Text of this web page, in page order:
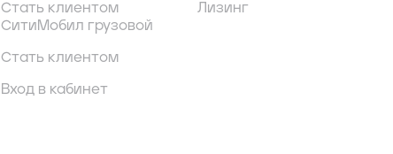
Стать клиентом
СитиМобил грузовой
Стать клиентом
Вход в кабинет
Лизинг